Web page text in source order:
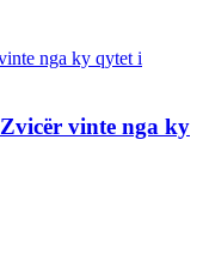
vinte nga ky